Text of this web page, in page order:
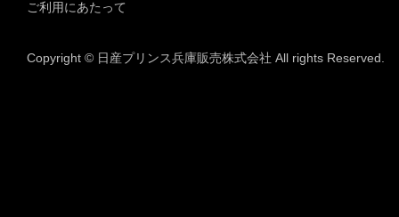
ご利用にあたって
Copyright © 日産プリンス兵庫販売株式会社 All rights Reserved.